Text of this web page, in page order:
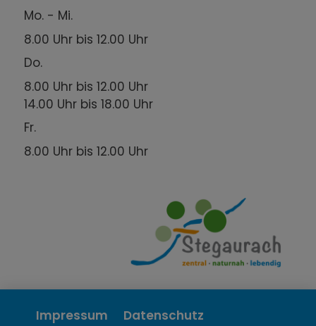
Mo. - Mi.
8.00 Uhr bis 12.00 Uhr
Do.
8.00 Uhr bis 12.00 Uhr
14.00 Uhr bis 18.00 Uhr
Fr.
8.00 Uhr bis 12.00 Uhr
Impressum
Datenschutz